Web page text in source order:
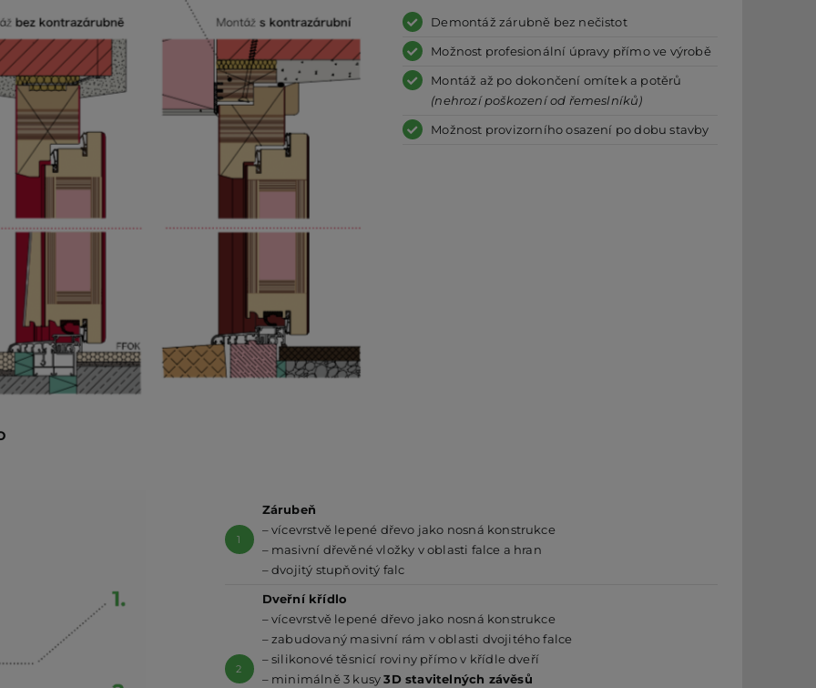
Demontáž zárubně bez nečistot
Možnost profesionální úpravy přímo ve výrobě
Montáž až po dokončení omítek a potěrů
(nehrozí poškození od řemeslníků)
Možnost provizorního osazení po dobu stavby
1
Zárubeň
– vícevrstvě lepené dřevo jako nosná konstrukce
– masivní dřevěné vložky v oblasti falce a hran
– dvojitý stupňovitý falc
2
Dveřní křídlo
– vícevrstvě lepené dřevo jako nosná konstrukce
– zabudovaný masivní rám v oblasti dvojitého falce
– silikonové těsnicí roviny přímo v křídle dveří
– minimálně 3 kusy3D stavitelných závěsů